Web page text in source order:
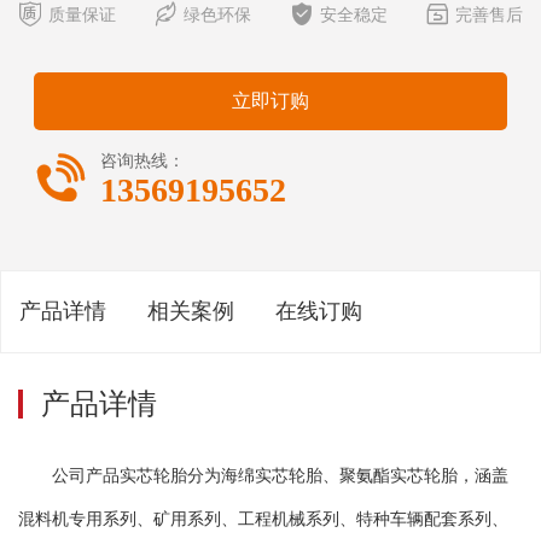
芯轮胎的承载能力。 公司产品充气轮胎涵盖工业车辆系列、工
格。 实芯轮胎优越性与应用： 海绵实芯轮胎具有承载能力
 质量保证  绿色环保  安全稳定  完善售后
立即订购
 咨询热线：
13569195652
产品详情 相关案例 在线订购
产品详情
公司产品实芯轮胎分为海绵实芯轮胎、聚氨酯实芯轮胎，涵盖
混料机专用系列、矿用系列、工程机械系列、特种车辆配套系列、